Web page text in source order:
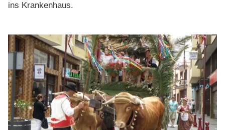
ins Krankenhaus.